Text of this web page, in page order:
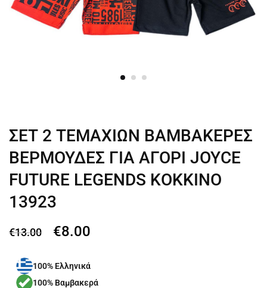
ΣΕΤ 2 ΤΕΜΑΧΙΩΝ ΒΑΜΒΑΚΕΡΕΣ
ΒΕΡΜΟΥΔΕΣ ΓΙΑ ΑΓΟΡΙ JOYCE
FUTURE LEGENDS ΚΟΚΚΙΝΟ
13923
€13.00 €8.00
100% Ελληνικά
100% Βαμβακερά